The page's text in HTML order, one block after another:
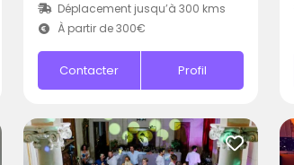
Déplacement jusqu’à 300 kms
À partir de 300€
Contacter Profil